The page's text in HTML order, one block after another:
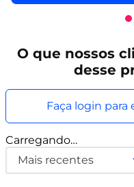
O que nossos
desse
Carregando…
Faça login para
Mais recentes